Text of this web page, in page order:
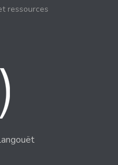
ressources